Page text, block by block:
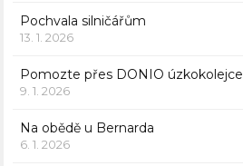
Pochvala silničářům
13. 1. 2026
Pomozte přes DONIO úzkokolejce
9. 1. 2026
Na obědě u Bernarda
6. 1. 2026